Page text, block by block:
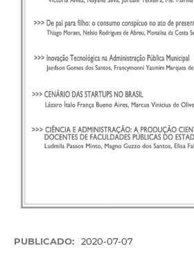
PUBLICADO: 2020-07-07